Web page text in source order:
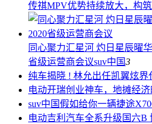
传祺MPV优势持续放大，构
同心聚力汇星河 灼日星辰曜
省级运营商会议suv中国3
纯车揭晓 ! 林允出任凯翼炫界
电动开瑞创业神车，地摊经济
suv中国假如给你一辆捷途
电动吉利汽车全系升级国六B